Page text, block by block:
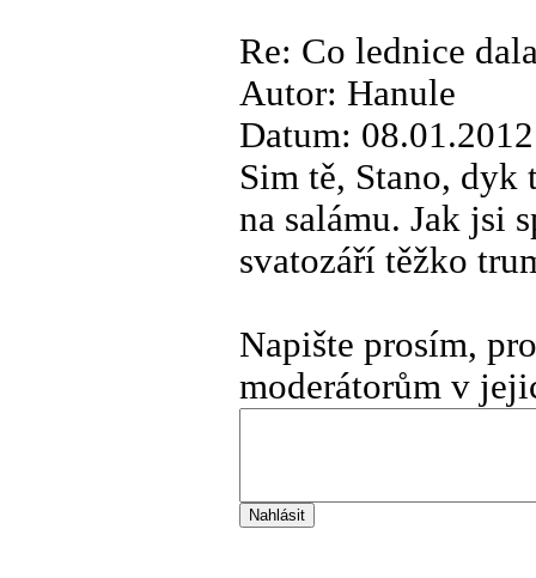
Re: Co lednice
Autor: Hanule
Datum:
Sim tě, Stano, dyk
na salámu. Jak jsi
svatozáří těžko
Napište prosím,
moderátorům v